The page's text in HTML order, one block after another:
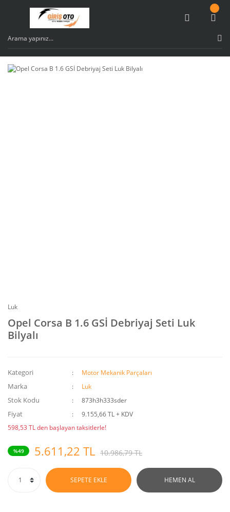
Luk
Opel Corsa B 1.6 GSİ Debriyaj Seti Luk
Bilyalı
Kategori Motor Mekanik Parçaları
Marka Luk
Stok Kodu 873h3h333sder
Fiyat
9.155,66 TL + KDV
598,53 TL den başlayan taksitlerle!
%49 5.611,22 TL 10.986,79 TL
SEPETE EKLE HEMEN AL